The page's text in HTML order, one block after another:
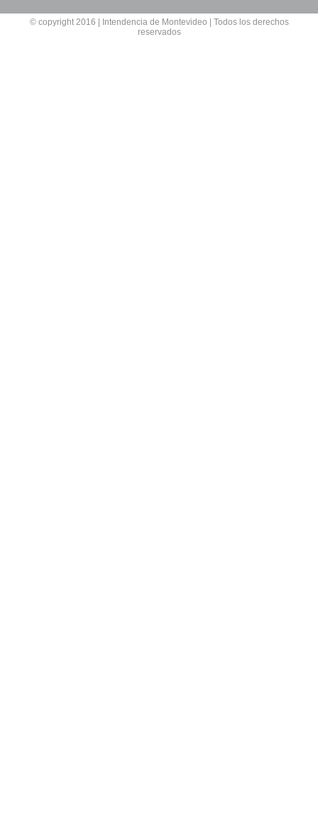
© copyright 2016 | Intendencia de Montevideo | Todos los derechos
reservados